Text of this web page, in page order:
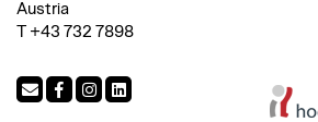
Austria
T +43 732 7898